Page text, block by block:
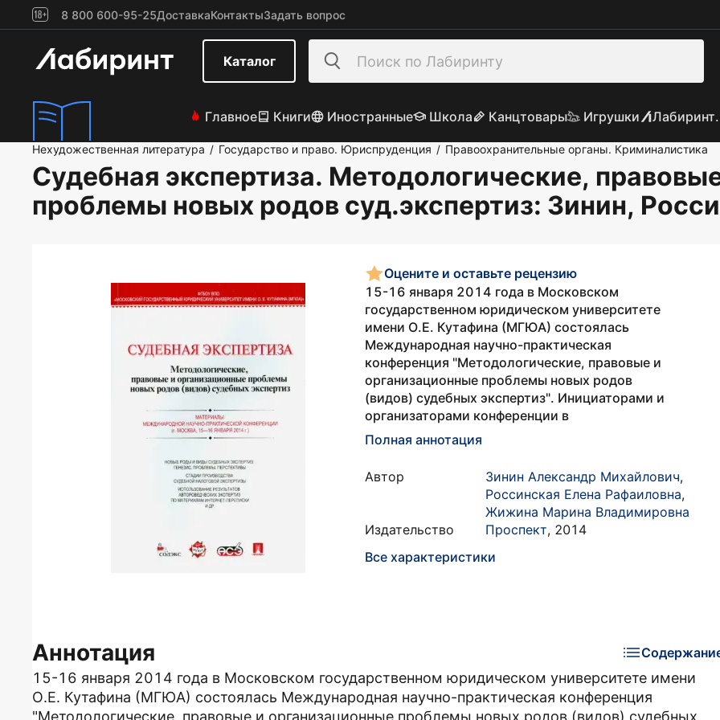
8 800 600-95-25ДоставкаКонтактыЗадать вопрос
Каталог
Главное Книги Иностранные Школа Канцтовары Игрушки
Нехудожественная литература / Государство и право. Юриспруденция / Правоохранительные органы. Криминалистика
Судебная экспертиза. Методологические,
проблемы новых родов суд.экспертиз: Зинин,
Оцените и оставьте рецензию
15-16 января 2014 года в Московском
государственном юридическом университете
имени О.Е. Кутафина (МГЮА) состоялась
Международная научно-практическая
конференция "Методологические, правовые и
организационные проблемы новых родов
(видов) судебных экспертиз". Инициаторами и
организаторами конференции в
Полная аннотация
Автор Зинин Александр Михайлович,
Россинская Елена Рафаиловна,
Жижина Марина Владимировна
Издательство
Проспект, 2014
Все характеристики
Аннотация
15-16 января 2014 года в Московском государственном юридическом университете имени
О.Е. Кутафина (МГЮА) состоялась Международная научно-практическая конференция
"Методологические, правовые и организационные проблемы новых родов (видов) судебных